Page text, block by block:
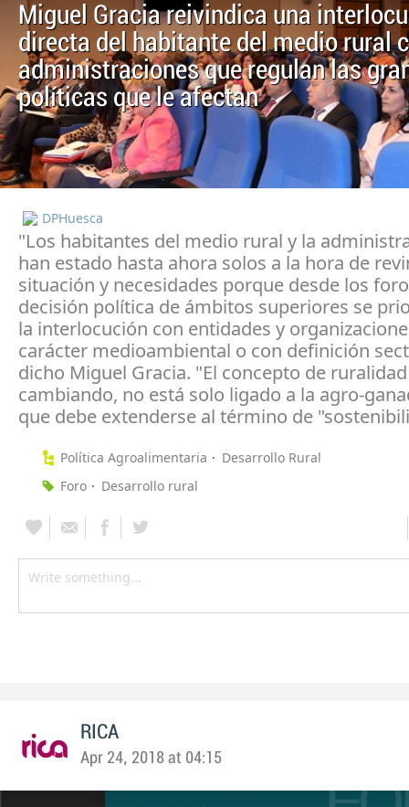
Miguel Gracia reivindica una
directa del habitante del medio rural
administraciones que regulan las
políticas que le afectan
DPHuesca
"Los habitantes del medio rural y la
han estado hasta ahora solos a la hora de
situación y necesidades porque desde los
decisión política de ámbitos superiores se
la interlocución con entidades y
carácter medioambiental o con definición
dicho Miguel Gracia. "El concepto de
cambiando, no está solo ligado a la agro-
que debe extenderse al término de
Política Agroalimentaria
Desarrollo Rural
Foro
Desarrollo rural
RICA
Apr 24, 2018 at 04:15